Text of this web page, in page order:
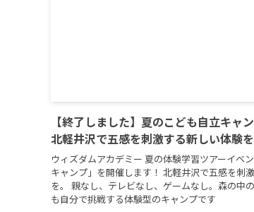
【終了しました】夏のこども自立キャ
北軽井沢で五感を刺激する新しい体験を
ウィズダムアカデミー 夏の体験学習ツアーイベ
キャンプ」を開催します！ 北軽井沢で五感を刺
を。 親なし、テレビなし、ゲームなし。森の中
も自分で挑戦する体験型のキャンプです